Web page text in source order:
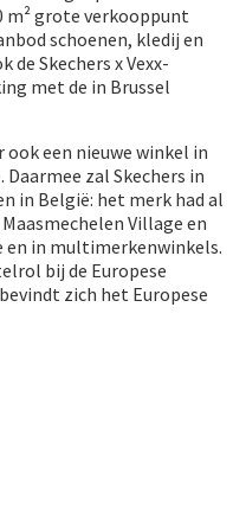
m² grote verkooppunt
schoenen, kledij en
de Skechers x Vexx-
met de in Brussel
een nieuwe winkel in
zal Skechers in
in België: het merk had al
Village en
en in multimerkenwinkels.
bij de Europese
zich het Europese